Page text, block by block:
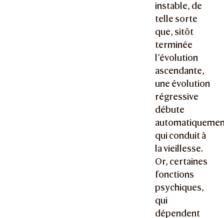
instable, de
telle sorte
que, sitôt
terminée
l’évolution
ascendante,
une évolution
régressive
débute
qui conduit à
la vieillesse.
Or, certaines
fonctions
psychiques,
qui
dépendent